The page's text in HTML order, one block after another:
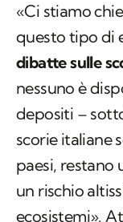
«Ci stiamo
questo tipo di
dibatte sulle
nessuno è
depositi –
scorie italiane
paesi, restano
un rischio
ecosistemi».